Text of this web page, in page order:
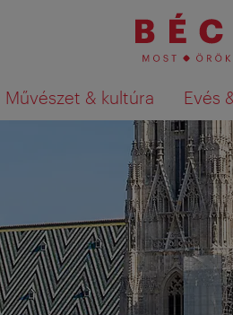
Művészet & kultúra Evés
Keresési